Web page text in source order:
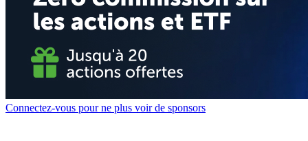
Connectez-vous pour ne plus voir de sponsors